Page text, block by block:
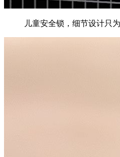
儿童安全锁，细节设计只